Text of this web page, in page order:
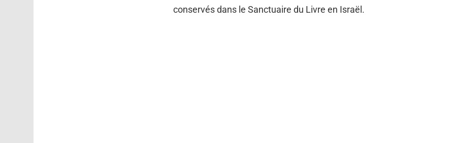
conservés dans le Sanctuaire du Livre en Israël.